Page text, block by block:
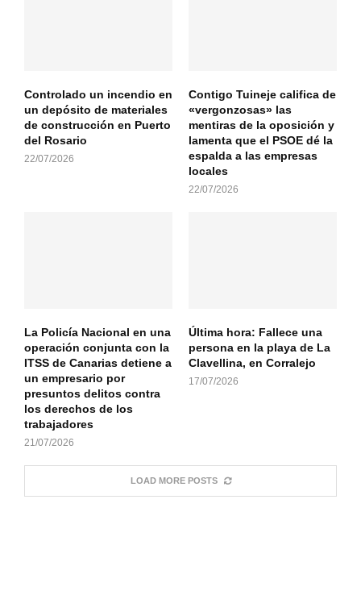
Controlado un incendio en
un depósito de materiales
de construcción en Puerto
del Rosario
22/07/2026
Contigo Tuineje califica de
«vergonzosas» las
mentiras de la oposición y
lamenta que el PSOE dé la
espalda a las empresas
locales
22/07/2026
La Policía Nacional en una
operación conjunta con la
ITSS de Canarias detiene a
un empresario por
presuntos delitos contra
los derechos de los
trabajadores
21/07/2026
Última hora: Fallece una
persona en la playa de La
Clavellina, en Corralejo
17/07/2026
LOAD MORE POSTS